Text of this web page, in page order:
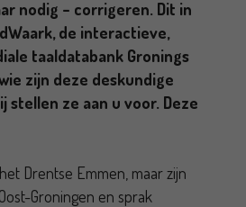
nodig – corrigeren. Dit in
de interactieve,
taaldatabank Gronings
zijn deze deskundige
stellen ze aan u voor. Deze
Drentse Emmen, maar zijn
Groningen en sprak